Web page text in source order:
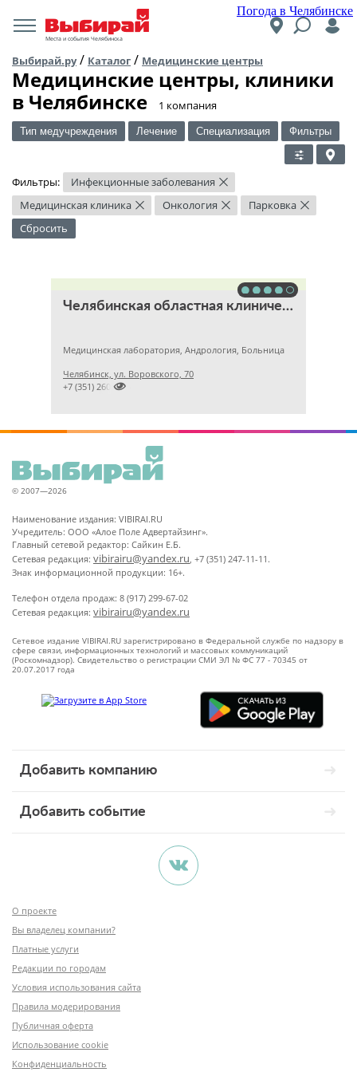
Погода в Челябинске
Места и события Челябинска
Выбирай.ру/ Каталог / Медицинские центры
Медицинские центры, клиники
в Челябинске
​1 компания
Тип медучреждения Лечение Специализация Фильтры
Фильтры: Инфекционные заболевания ×
Медицинская клиника × Онкология × Парковка ×
Сбросить
Челябинская областная клиническая больница
Медицинская лаборатория, Андрология, Больница
Челябинск, ул. Воровского, 70

+7 (351) 2609824
© 2007—2026
Наименование издания: VIBIRAI.RU
Учредитель: ООО «Алое Поле Адвертайзинг».
Главный сетевой редактор: Сайкин Е.Б.
Сетевая редакция: vibirairu@yandex.ru, +7 (351) 247-11-11.
Знак информационной продукции: 16+.
Телефон отдела продаж: 8 (917) 299-67-02
Сетевая редакция: vibirairu@yandex.ru
Сетевое издание VIBIRAI.RU зарегистрировано в Федеральной службе по надзору в
сфере связи, информационных технологий и массовых коммуникаций
(Роскомнадзор). Свидетельство о регистрации СМИ ЭЛ № ФС 77 - 70345 от
20.07.2017 года
Добавить компанию
Добавить событие
О проекте
Вы владелец компании?
Платные услуги
Редакции по городам
Условия использования сайта
Правила модерирования
Публичная оферта
Использование cookie
Конфиденциальность